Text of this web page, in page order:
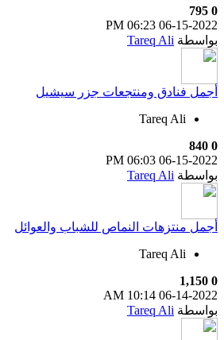
0
795
06-15-2022
06:23 PM
بواسطة Tareq Ali
أجمل فنادق ومنتجعات جزر سيشيل
Tareq Ali
0
840
06-15-2022
06:03 PM
بواسطة Tareq Ali
أجمل منتزهات النماص للشباب والعوائل
Tareq Ali
0
1,150
06-14-2022
10:14 AM
بواسطة Tareq Ali